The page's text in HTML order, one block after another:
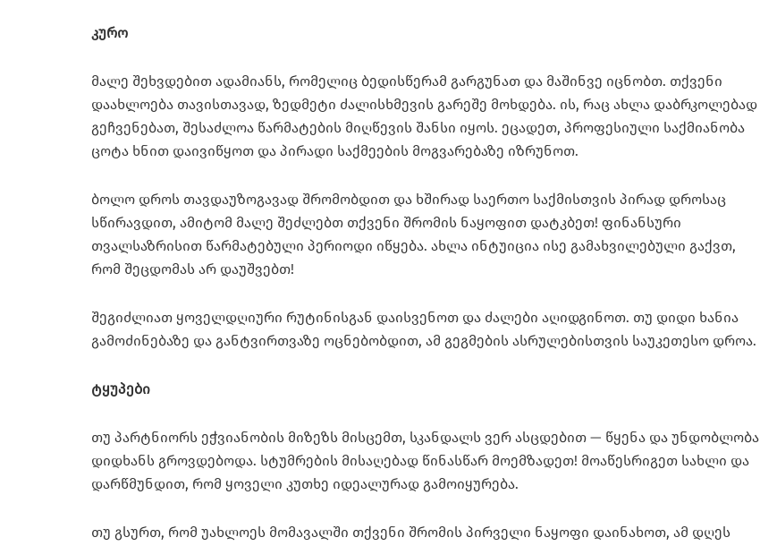
კურო
მალე შეხვდებით ადამიანს, რომელიც ბედისწერამ გარგუნათ და მაშინვე იცნობთ. თქვენი
დაახლოება თავისთავად, ზედმეტი ძალისხმევის გარეშე მოხდება. ის, რაც ახლა დაბრკოლებად
გეჩვენებათ, შესაძლოა წარმატების მიღწევის შანსი იყოს. ეცადეთ, პროფესიული საქმიანობა
ცოტა ხნით დაივიწყოთ და პირადი საქმეების მოგვარებაზე იზრუნოთ.
ბოლო დროს თავდაუზოგავად შრომობდით და ხშირად საერთო საქმისთვის პირად დროსაც
სწირავდით, ამიტომ მალე შეძლებთ თქვენი შრომის ნაყოფით დატკბეთ! ფინანსური
თვალსაზრისით წარმატებული პერიოდი იწყება. ახლა ინტუიცია ისე გამახვილებული გაქვთ,
რომ შეცდომას არ დაუშვებთ!
შეგიძლიათ ყოველდღიური რუტინისგან დაისვენოთ და ძალები აღიდგინოთ. თუ დიდი ხანია
გამოძინებაზე და განტვირთვაზე ოცნებობდით, ამ გეგმების ასრულებისთვის საუკეთესო დროა.
ტყუპები
თუ პარტნიორს ეჭვიანობის მიზეზს მისცემთ, სკანდალს ვერ ასცდებით — წყენა და უნდობლობა
დიდხანს გროვდებოდა. სტუმრების მისაღებად წინასწარ მოემზადეთ! მოაწესრიგეთ სახლი და
დარწმუნდით, რომ ყოველი კუთხე იდეალურად გამოიყურება.
თუ გსურთ, რომ უახლოეს მომავალში თქვენი შრომის პირველი ნაყოფი დაინახოთ, ამ დღეს